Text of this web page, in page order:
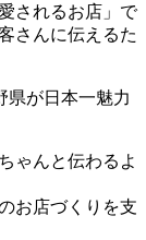
されるお店」で
さんに伝えるた
県が日本一魅力
ゃんと伝わるよ
お店づくりを支